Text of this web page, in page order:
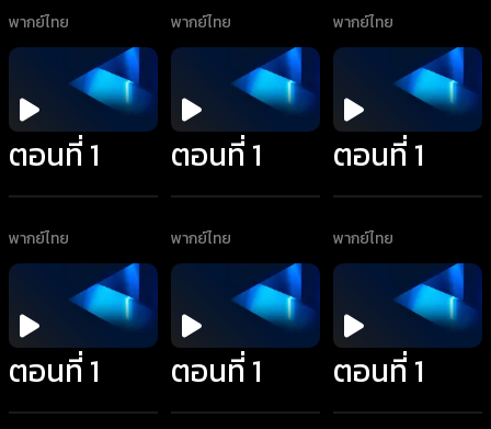
พากย์ไทย พากย์ไทย พากย์ไทย
ตอนที่ 1
พากย์ไทย
ตอนที่ 1
พากย์ไทย
ตอนที่ 1
พากย์ไทย
ตอนที่ 1 ตอนที่ 1 ตอนที่ 1